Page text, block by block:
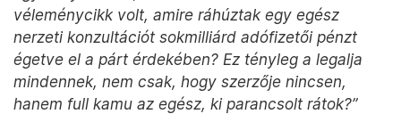
véleménycikk volt, amire ráhúztak egy egész
nerzeti konzultációt sokmilliárd adófizetői pénzt
égetve el a párt érdekében? Ez tényleg a legalja
mindennek, nem csak, hogy szerzője nincsen,
hanem full kamu az egész, ki parancsolt rátok?”